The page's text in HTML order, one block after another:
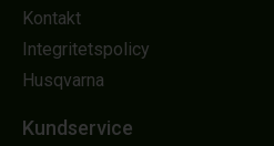
Kontakt
Integritetspolicy
Husqvarna
Kundservice